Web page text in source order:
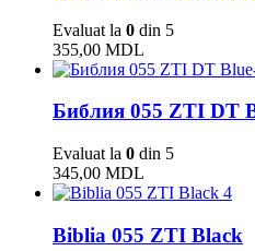
Evaluat la 0 din 5
355,00 MDL
Библия 055 ZTI DT
Evaluat la 0 din 5
345,00 MDL
4
Biblia 055 ZTI Black